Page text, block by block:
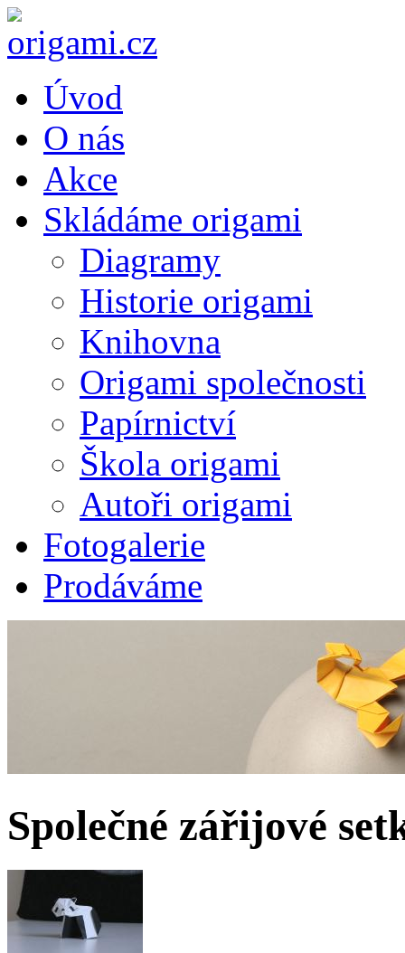
Úvod
O nás
Akce
Skládáme origami
Diagramy
Historie origami
Knihovna
Origami společnosti
Papírnictví
Škola origami
Autoři origami
Fotogalerie
Prodáváme
Společné zářijové